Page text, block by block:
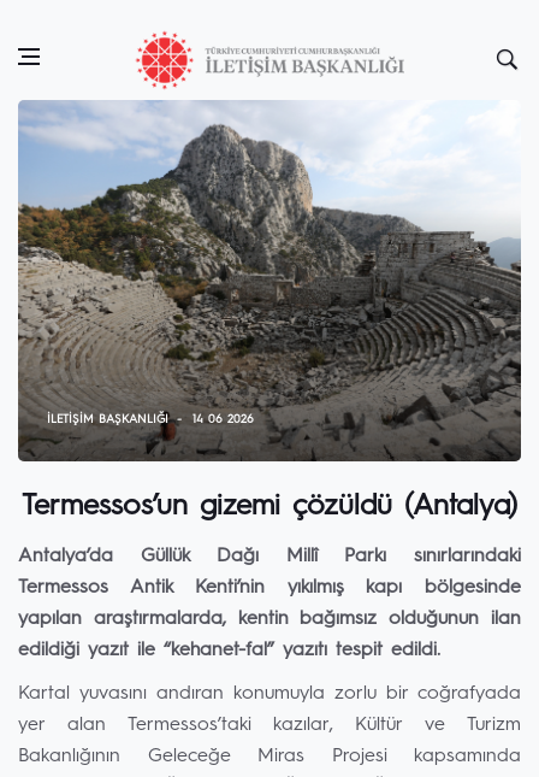
İLETIŞIM BAŞKANLIĞI 14 06 2026
Termessos’un gizemi çözüldü (Antalya)
Antalya’da Güllük Dağı Millî Parkı sınırlarındaki
Termessos Antik Kenti’nin yıkılmış kapı bölgesinde
yapılan araştırmalarda, kentin bağımsız olduğunun ilan
edildiği yazıt ile “kehanet-fal” yazıtı tespit edildi.
Kartal yuvasını andıran konumuyla zorlu bir coğrafyada
yer alan Termessos’taki kazılar, Kültür ve Turizm
Bakanlığının Geleceğe Miras Projesi kapsamında